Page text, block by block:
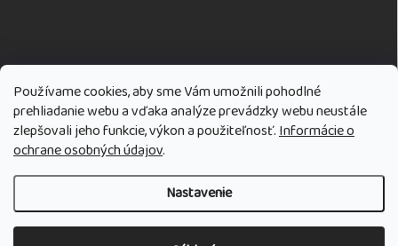
Používame cookies, aby sme Vám umožnili pohodlné
prehliadanie webu a vďaka analýze prevádzky webu neustále
zlepšovali jeho funkcie, výkon a použiteľnosť.Informácie o
ochrane osobných údajov.
Nastavenie
Copyright 2026Rozumné hračky. Všetky práva vyhradené.Upraviť